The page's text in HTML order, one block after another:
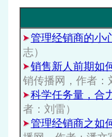
管理经销商的小
志）
销售新人前期如
销传播网，作者：
科学任务量，合
者：刘雷）
管理经销商之如